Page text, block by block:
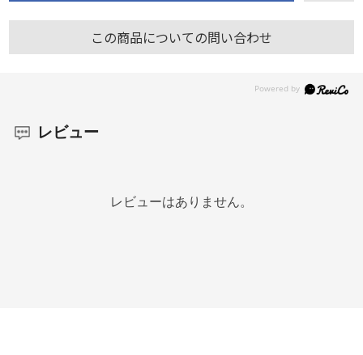
この商品についての問い合わせ
レビュー
レビューはありません。